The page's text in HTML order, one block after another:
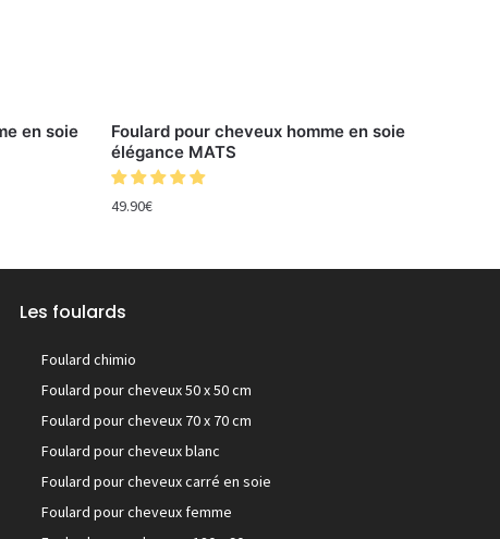
en soie
Foulard pour cheveux homme en soie
élégance MATS
49.90€
Les foulards
Foulard chimio
Foulard pour cheveux 50 x 50 cm
Foulard pour cheveux 70 x 70 cm
Foulard pour cheveux blanc
Foulard pour cheveux carré en soie
Foulard pour cheveux femme